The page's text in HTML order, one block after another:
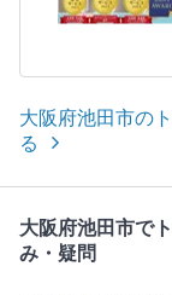
大阪府池田市の
る
大阪府池田市で
み・疑問